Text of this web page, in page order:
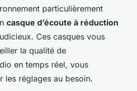
particulièrement
casque d’écoute à réduction
Ces casques vous
la qualité de
en temps réel, vous
les réglages au besoin.